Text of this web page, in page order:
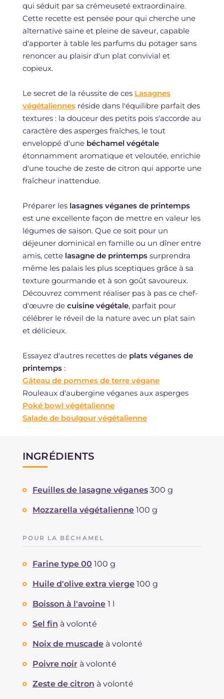
qui séduit par sa crémeuseté extraordinaire.
Cette recette est pensée pour qui cherche une
alternative saine et pleine de saveur, capable
d'apporter à table les parfums du potager sans
renoncer au plaisir d'un plat convivial et
copieux.
Le secret de la réussite de ces Lasagnes
végétaliennesréside dans l'équilibre parfait des
textures : la douceur des petits pois s'accorde au
caractère des asperges fraîches, le tout
enveloppé d'une béchamel végétale
étonnamment aromatique et veloutée, enrichie
d'une touche de zeste de citron qui apporte une
fraîcheur inattendue.
Préparer les lasagnes véganes de printemps
est une excellente façon de mettre en valeur les
légumes de saison. Que ce soit pour un
déjeuner dominical en famille ou un dîner entre
amis, cette lasagne de printempssurprendra
même les palais les plus sceptiques grâce à sa
texture gourmande et à son goût savoureux.
Découvrez comment réaliser pas à pas ce chef-
d'œuvre de cuisine végétale, parfait pour
célébrer le réveil de la nature avec un plat sain
et délicieux.
Essayez d'autres recettes de plats véganes de
printemps:
Gâteau de pommes de terre végane
Rouleaux d'aubergine véganes aux asperges
Poké bowl végétalienne
Salade de boulgour végétalienne
INGRÉDIENTS
Feuilles de lasagne véganes 300 g
Mozzarella végétalienne 100 g
POUR LA BÉCHAMEL
Farine type 00 100 g
Huile d'olive extra vierge 100 g
Boisson à l'avoine 1 l
Sel fin à volonté
Noix de muscade à volonté
Poivre noir à volonté
Zeste de citron à volonté